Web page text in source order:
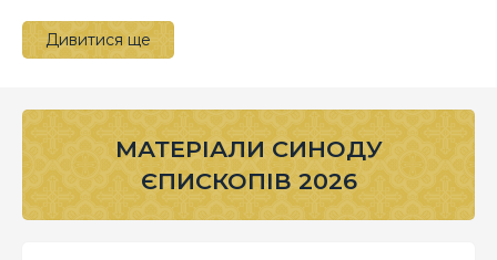
Дивитися ще
МАТЕРІАЛИ СИНОДУ
ЄПИСКОПІВ 2026